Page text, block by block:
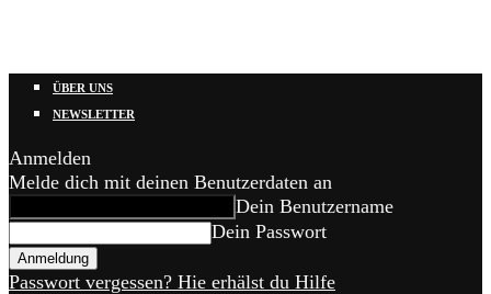
ÜBER UNS
NEWSLETTER
Anmelden
Melde dich mit deinen Benutzerdaten an
Dein Benutzername
Dein Passwort
Passwort vergessen? Hie erhälst du Hilfe